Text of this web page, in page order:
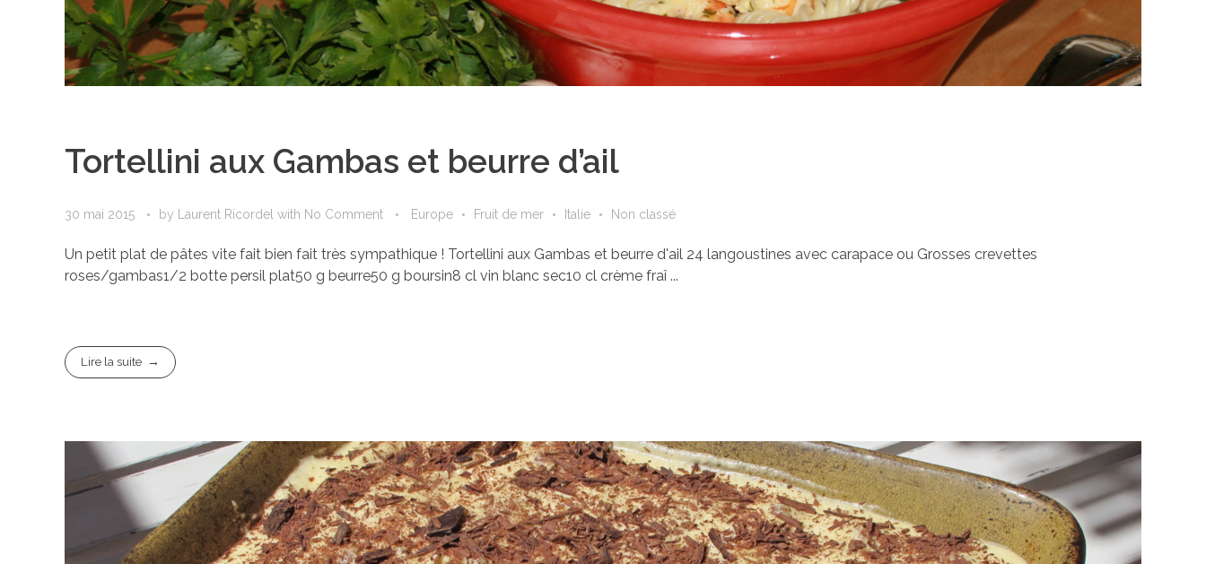
Tortellini aux Gambas et beurre d’ail
30 mai 2015 by Laurent Ricordel with No Comment Europe Fruit de mer Italie Non classé
Un petit plat de pâtes vite fait bien fait très sympathique ! Tortellini aux Gambas et beurre d'ail 24 langoustines avec carapace ou Grosses crevettes
roses/gambas1/2 botte persil plat50 g beurre50 g boursin8 cl vin blanc sec10 cl crème fraî ...
Lire la suite